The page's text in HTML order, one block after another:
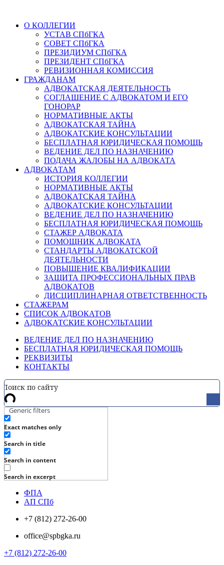
О КОЛЛЕГИИ
УСТАВ СПбГКА
СОВЕТ СПбГКА
ПРЕЗИДИУМ СПбГКА
ПРЕЗИДЕНТ СПбГКА
РЕВИЗИОННАЯ КОМИССИЯ
ГРАЖДАНАМ
АДВОКАТСКАЯ ДЕЯТЕЛЬНОСТЬ
СОГЛАШЕНИЕ С АДВОКАТОМ И ЕГО
ГОНОРАР
НОРМАТИВНЫЕ АКТЫ
АДВОКАТСКАЯ ТАЙНА
АДВОКАТСКИЕ КОНСУЛЬТАЦИИ
БЕСПЛАТНАЯ ЮРИДИЧЕСКАЯ ПОМОЩЬ
ВЕДЕНИЕ ДЕЛ ПО НАЗНАЧЕНИЮ
ПОДАЧА ЖАЛОБЫ НА АДВОКАТА
АДВОКАТАМ
ИСТОРИЯ КОЛЛЕГИИ
НОРМАТИВНЫЕ АКТЫ
АДВОКАТСКАЯ ТАЙНА
АДВОКАТСКИЕ КОНСУЛЬТАЦИИ
ВЕДЕНИЕ ДЕЛ ПО НАЗНАЧЕНИЮ
БЕСПЛАТНАЯ ЮРИДИЧЕСКАЯ ПОМОЩЬ
СТАЖЕР АДВОКАТА
ПОМОЩНИК АДВОКАТА
СТАНДАРТЫ АДВОКАТСКОЙ
ДЕЯТЕЛЬНОСТИ
ПОВЫШЕНИЕ КВАЛИФИКАЦИИ
ЗАЩИТА ПРОФЕССИОНАЛЬНЫХ ПРАВ
АДВОКАТОВ
ДИСЦИПЛИНАРНАЯ ОТВЕТСТВЕННОСТЬ
СТАЖЕРАМ
СПИСОК АДВОКАТОВ
АДВОКАТСКИЕ КОНСУЛЬТАЦИИ
ВЕДЕНИЕ ДЕЛ ПО НАЗНАЧЕНИЮ
БЕСПЛАТНАЯ ЮРИДИЧЕСКАЯ ПОМОЩЬ
РЕКВИЗИТЫ
КОНТАКТЫ
Generic filters
Exact matches only
Search in title
Search in content
Search in excerpt
ФПА
АП СПб
+7 (812) 272-26-00
office@spbgka.ru
+7 (812) 272-26-00